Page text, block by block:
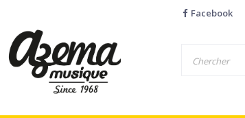
Facebook